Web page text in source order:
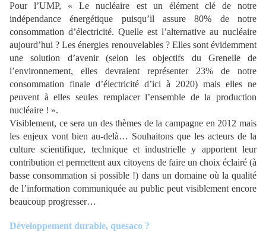
Pour l’UMP, « Le nucléaire est un élément clé de notre
indépendance énergétique puisqu’il assure 80% de notre
consommation d’électricité. Quelle est l’alternative au nucléaire
aujourd’hui ? Les énergies renouvelables ? Elles sont évidemment
une solution d’avenir (selon les objectifs du Grenelle de
l’environnement, elles devraient représenter 23% de notre
consommation finale d’électricité d’ici à 2020) mais elles ne
peuvent à elles seules remplacer l’ensemble de la production
nucléaire ! ».
Visiblement, ce sera un des thèmes de la campagne en 2012 mais
les enjeux vont bien au-delà… Souhaitons que les acteurs de la
culture scientifique, technique et industrielle y apportent leur
contribution et permettent aux citoyens de faire un choix éclairé (à
basse consommation si possible !) dans un domaine où la qualité
de l’information communiquée au public peut visiblement encore
beaucoup progresser…
Développement durable, quesaco ?